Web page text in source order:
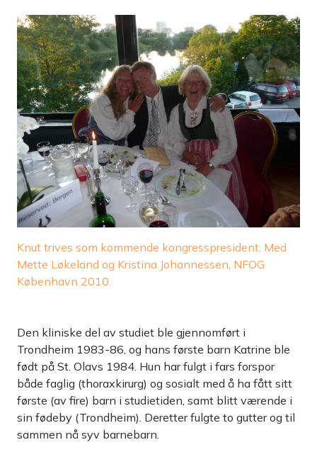
Knut trives som kommende kongresspresident. Med
Mette Løkeland og Kristina Johannessen, NFOG
København 2010.
Den kliniske del av studiet ble gjennomført i
Trondheim 1983-86, og hans første barn Katrine ble
født på St. Olavs 1984. Hun har fulgt i fars forspor
både faglig (thoraxkirurg) og sosialt med å ha fått sitt
første (av fire) barn i studietiden, samt blitt værende i
sin fødeby (Trondheim). Deretter fulgte to gutter og til
sammen nå syv barnebarn.